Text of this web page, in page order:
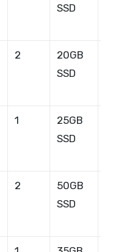
SSD
2
20GB
SSD
1
25GB
SSD
2
50GB
SSD